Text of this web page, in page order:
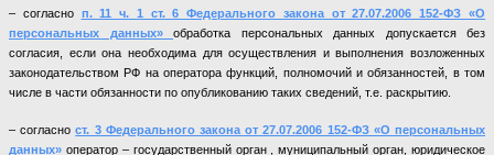
– согласно п. 11 ч. 1 ст. 6 Федерального закона от 27.07.2006 152-ФЗ «О
персональных данных» обработка персональных данных допускается без
согласия, если она необходима для осуществления и выполнения возложенных
законодательством РФ на оператора функций, полномочий и обязанностей, в том
числе в части обязанности по опубликованию таких сведений, т.е. раскрытию.
– согласност. 3 Федерального закона от 27.07.2006 152-ФЗ «О персональных
данных» оператор – государственный орган , муниципальный орган, юридическое